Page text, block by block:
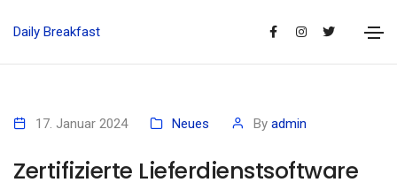
Daily Breakfast
17. Januar 2024 Neues By admin
Zertifizierte Lieferdienstsoftware